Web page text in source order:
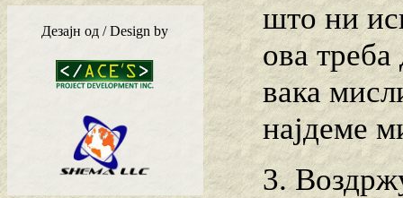
Дезајн од / Design by
што ни
ова
вака
најдеме
3.